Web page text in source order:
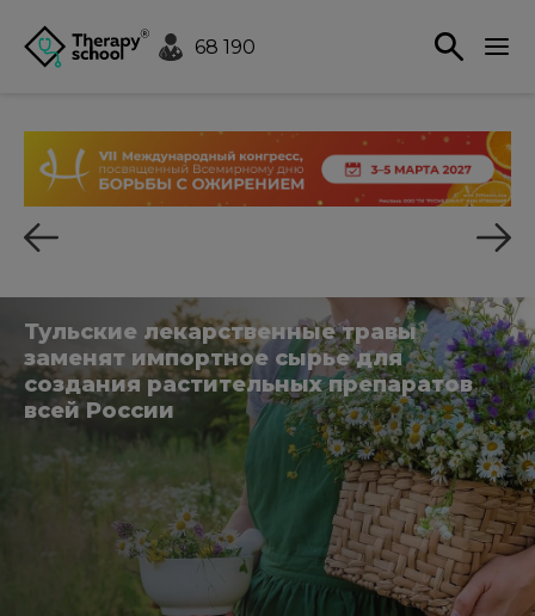
68 190
Тульские лекарственные травы
заменят импортное сырье для
создания растительных препаратов
всей России